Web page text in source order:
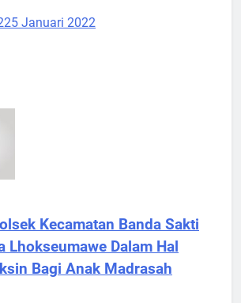
25 Januari 2022
Kecamatan Banda Sakti
Lhokseumawe Dalam Hal
Bagi Anak Madrasah